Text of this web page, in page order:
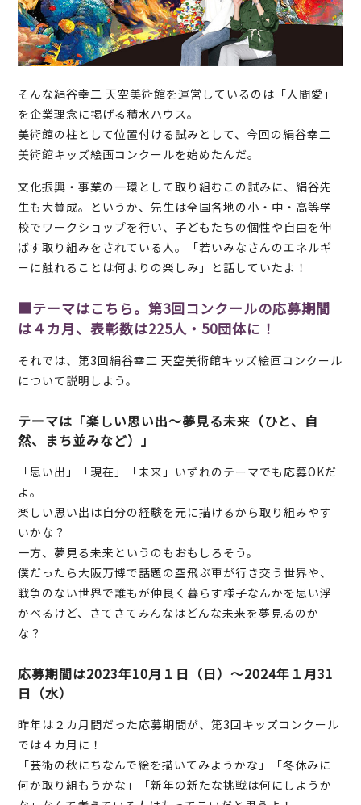
そんな絹谷幸二 天空美術館を運営しているのは「人間愛」
を企業理念に掲げる積水ハウス。
美術館の柱として位置付ける試みとして、今回の絹谷幸二
美術館キッズ絵画コンクールを始めたんだ。
文化振興・事業の一環として取り組むこの試みに、絹谷先
生も大賛成。というか、先生は全国各地の小・中・高等学
校でワークショップを行い、子どもたちの個性や自由を伸
ばす取り組みをされている人。「若いみなさんのエネルギ
ーに触れることは何よりの楽しみ」と話していたよ！
■テーマはこちら。第3回コンクールの応募期間
は４カ月、表彰数は225人・50団体に！
それでは、第3回絹谷幸二 天空美術館キッズ絵画コンクール
について説明しよう。
テーマは「楽しい思い出～夢見る未来（ひと、自
然、まち並みなど）」
「思い出」「現在」「未来」いずれのテーマでも応募OKだ
よ。
楽しい思い出は自分の経験を元に描けるから取り組みやす
いかな？
一方、夢見る未来というのもおもしろそう。
僕だったら大阪万博で話題の空飛ぶ車が行き交う世界や、
戦争のない世界で誰もが仲良く暮らす様子なんかを思い浮
かべるけど、さてさてみんなはどんな未来を夢見るのか
な？
応募期間は2023年10月１日（日）～2024年１月31
日（水）
昨年は２カ月間だった応募期間が、第3回キッズコンクール
では４カ月に！
「芸術の秋にちなんで絵を描いてみようかな」「冬休みに
何か取り組もうかな」「新年の新たな挑戦は何にしようか